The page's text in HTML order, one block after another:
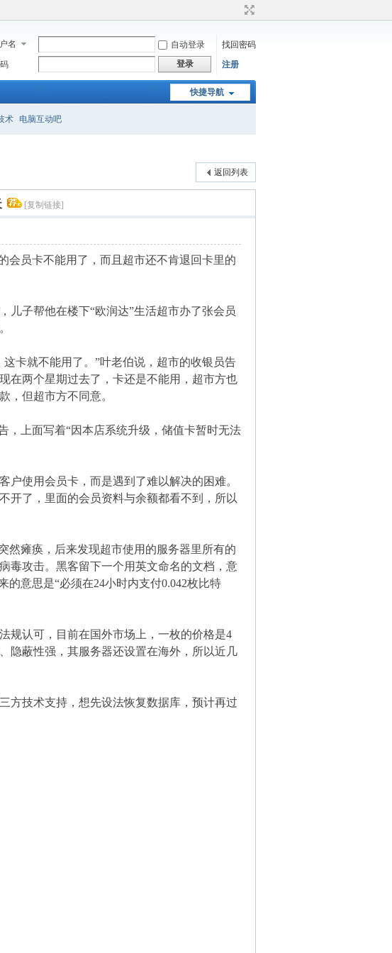
名 自动登录
找回密码
登录 注册
快捷导航
术 电脑互动吧
返回列表
[复制链接]
会员卡不能用了，而且超市还不肯退回卡里的
儿子帮他在楼下“欧润达”生活超市办了张会员
卡就不能用了。”叶老伯说，超市的收银员告
在两个星期过去了，卡还是不能用，超市方也
，但超市方不同意。
，上面写着“因本店系统升级，储值卡暂时无法
户使用会员卡，而是遇到了难以解决的困难。
开了，里面的会员资料与余额都看不到，所以
然瘫痪，后来发现超市使用的服务器里所有的
毒攻击。黑客留下一个用英文命名的文档，意
的意思是“必须在24小时内支付0.042枚比特
规认可，目前在国外市场上，一枚的价格是4
隐蔽性强，其服务器还设置在海外，所以近几
方技术支持，想先设法恢复数据库，预计再过